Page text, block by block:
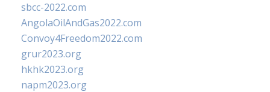
sbcc-2022.com
AngolaOilAndGas2022.com
Convoy4Freedom2022.com
grur2023.org
hkhk2023.org
napm2023.org